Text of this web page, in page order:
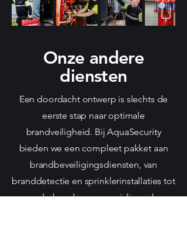
Onze andere
diensten
Een doordacht ontwerp is slechts de
eerste stap naar optimale
brandveiligheid. Bij AquaSecurity
bieden we een compleet pakket aan
brandbeveiligingsdiensten, van
branddetectie en sprinklerinstallaties tot
onderhoud en gespecialiseerde